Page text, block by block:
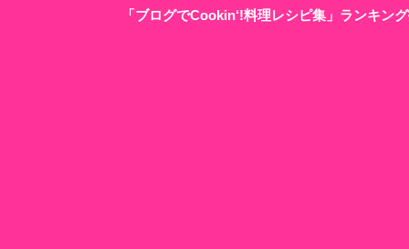
「ブログでCookin‘!料理レシピ集」ランキン